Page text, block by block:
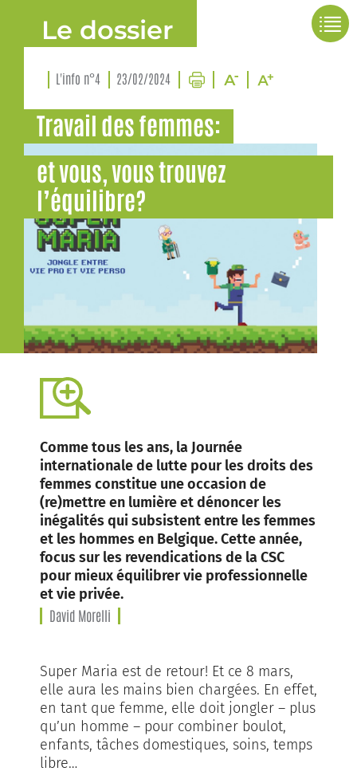
Le dossier
L'info n°4 23/02/2024
Travail des femmes:
et vous, vous trouvez
l’équilibre?
Comme tous les ans, la Journée
internationale de lutte pour les droits des
femmes constitue une occasion de
(re)mettre en lumière et dénoncer les
inégalités qui subsistent entre les femmes
et les hommes en Belgique. Cette année,
focus sur les revendications de la CSC
pour mieux équilibrer vie professionnelle
et vie privée.
David Morelli
Super Maria est de retour! Et ce 8 mars,
elle aura les mains bien chargées. En effet,
en tant que femme, elle doit jongler – plus
qu’un homme – pour combiner boulot,
enfants, tâches domestiques, soins, temps
libre…